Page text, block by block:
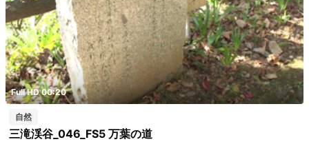
Full HD 00:20
自然
三滝渓谷_046_FS5 万葉の道